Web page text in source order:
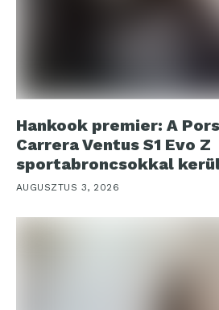
Hankook premier: A
Carrera Ventus S1 Evo Z
sportabroncsokkal
AUGUSZTUS 3, 2026